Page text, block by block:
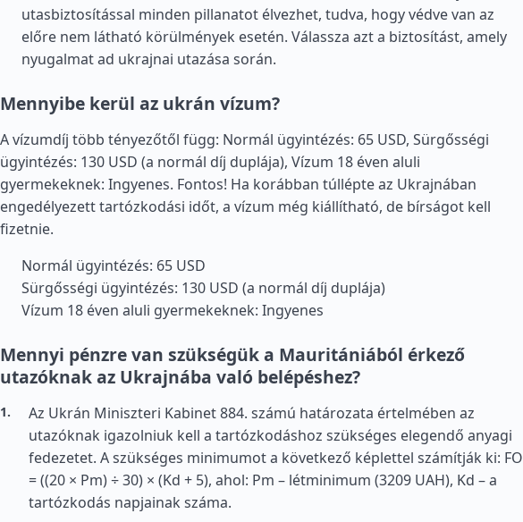
utasbiztosítással minden pillanatot élvezhet, tudva, hogy védve van az
előre nem látható körülmények esetén. Válassza azt a biztosítást, amely
nyugalmat ad ukrajnai utazása során.
Mennyibe kerül az ukrán vízum?
A vízumdíj több tényezőtől függ: Normál ügyintézés: 65 USD, Sürgősségi
ügyintézés: 130 USD (a normál díj duplája), Vízum 18 éven aluli
gyermekeknek: Ingyenes. Fontos! Ha korábban túllépte az Ukrajnában
engedélyezett tartózkodási időt, a vízum még kiállítható, de bírságot kell
fizetnie.
Normál ügyintézés: 65 USD
Sürgősségi ügyintézés: 130 USD (a normál díj duplája)
Vízum 18 éven aluli gyermekeknek: Ingyenes
Mennyi pénzre van szükségük a Mauritániából érkező
utazóknak az Ukrajnába való belépéshez?
Az Ukrán Miniszteri Kabinet 884. számú határozata értelmében az
utazóknak igazolniuk kell a tartózkodáshoz szükséges elegendő anyagi
fedezetet. A szükséges minimumot a következő képlettel számítják ki: FO
= ((20 × Pm) ÷ 30) × (Kd + 5), ahol: Pm – létminimum (3209 UAH), Kd – a
tartózkodás napjainak száma.